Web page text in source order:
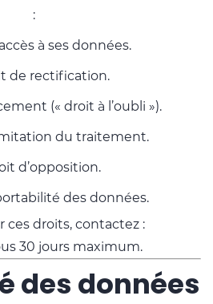
:
à ses données.
de rectification.
(« droit à l’oubli »).
du traitement.
d’opposition.
des données.
ces droits, contactez :
30 jours maximum.
des données